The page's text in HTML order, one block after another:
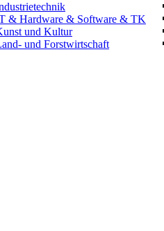
& Hardware & Software & TK
und Kultur
und Forstwirtschaft